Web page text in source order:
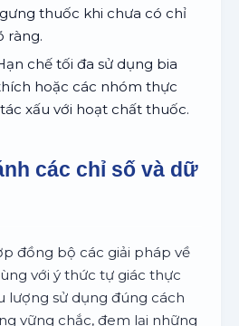
thuốc khi chưa có chỉ
ràng.
chế tối đa sử dụng bia
hoặc các nhóm thực
xấu với hoạt chất thuốc.
các chỉ số và dữ
đồng bộ các giải pháp về
với ý thức tự giác thực
lượng sử dụng đúng cách
vững chắc, đem lại những